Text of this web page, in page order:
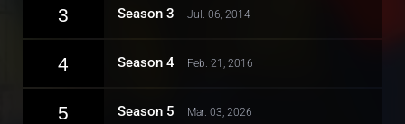
3 Season 3 Jul. 06, 2014
4 Season 4 Feb. 21, 2016
5 Season 5 Mar. 03, 2026